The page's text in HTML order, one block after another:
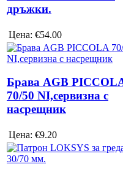
дръжки.
Цена: €54.00
Брава AGB
70/50 NI,сервизна с
насрещник
Цена: €9.20